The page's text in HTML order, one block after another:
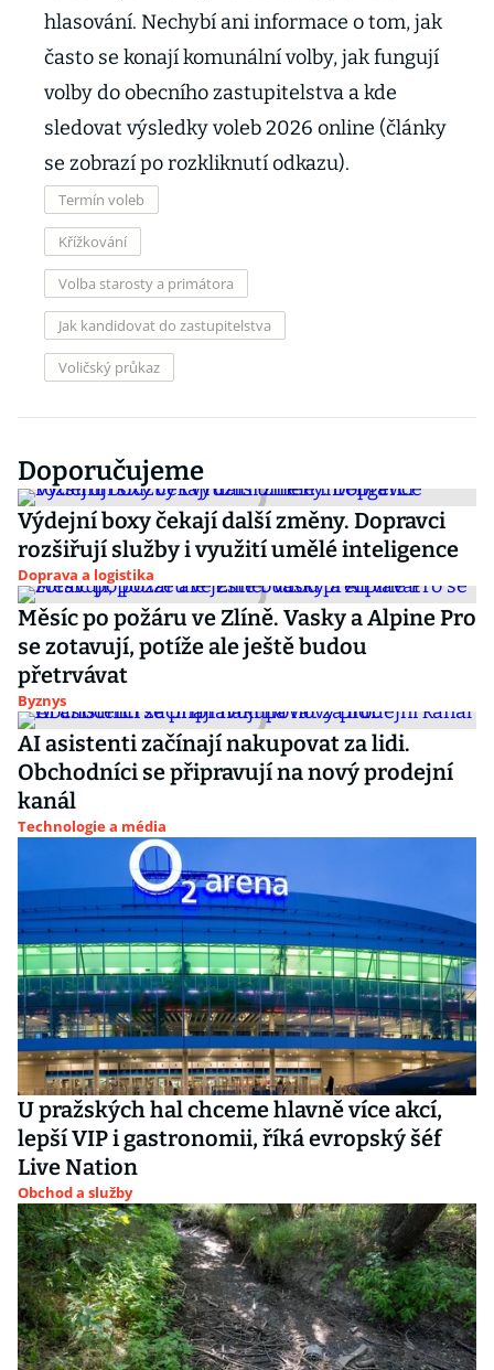
hlasování. Nechybí ani informace o tom, jak
často se konají komunální volby, jak fungují
volby do obecního zastupitelstva a kde
sledovat výsledky voleb 2026 online (články
se zobrazí po rozkliknutí odkazu).
Termín voleb
Křížkování
Volba starosty a primátora
Jak kandidovat do zastupitelstva
Voličský průkaz
Doporučujeme
Výdejní boxy čekají další změny. Dopravci
rozšiřují služby i využití umělé inteligence
Doprava a logistika
Měsíc po požáru ve Zlíně. Vasky a Alpine Pro
se zotavují, potíže ale ještě budou
přetrvávat
Byznys
AI asistenti začínají nakupovat za lidi.
Obchodníci se připravují na nový prodejní
kanál
Technologie a média
U pražských hal chceme hlavně více akcí,
lepší VIP i gastronomii, říká evropský šéf
Live Nation
Obchod a služby